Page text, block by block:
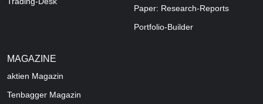
Paper: Research-Reports
Portfolio-Builder
MAGAZINE
aktien Magazin
Tenbagger Magazin